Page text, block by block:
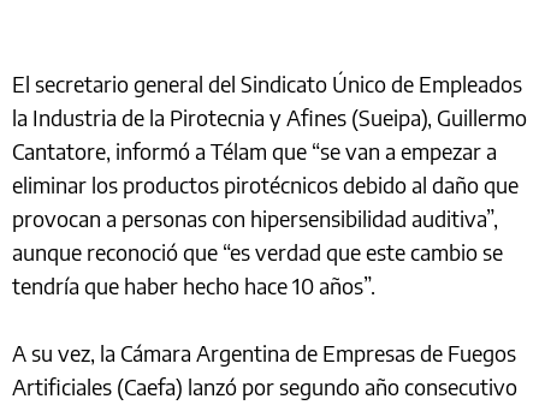
El secretario general del Sindicato Único de Empleados
la Industria de la Pirotecnia y Afines (Sueipa), Guillermo
Cantatore, informó a Télam que “se van a empezar a
eliminar los productos pirotécnicos debido al daño que
provocan a personas con hipersensibilidad auditiva”,
aunque reconoció que “es verdad que este cambio se
tendría que haber hecho hace 10 años”.
A su vez, la Cámara Argentina de Empresas de Fuegos
Artificiales (Caefa) lanzó por segundo año consecutivo